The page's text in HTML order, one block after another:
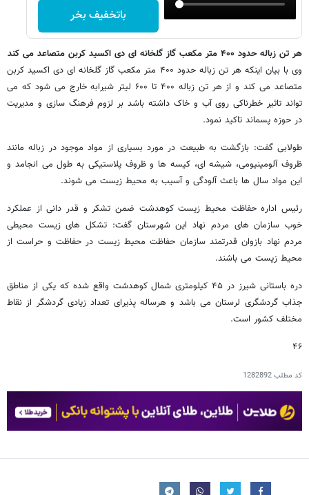
باتخفیف بخر
هر تن زباله حدود ۴۰۰ متر مکعب گاز گلخانه ای دی اکسید کربن متصاعد می کند
وی با بیان اینکه هر تن زباله حدود ۴۰۰ متر مکعب گاز گلخانه ای دی اکسید کربن
متصاعد می کند و از هر تن زباله ۴۰۰ تا ۶۰۰ لیتر شیرابه خارج می شود که می
تواند تاثیر خطرناکی روی آب و خاک داشته باشد بر لزوم فرهنگ سازی و مدیریت
در حوزه پسماند تاکید نمود.
طولابی گفت: بازگشت به طبیعت در مورد بسیاری از مواد موجود در زباله مانند
ظروف آلومینیومی، شیشه ای، کیسه ها و ظروف پلاستیکی به طول می انجامد و
این مواد سال ها باعث آلودگی و آسیب به محیط زیست می شوند.
رئیس اداره حفاظت محیط زیست کوهدشت ضمن تشکر و قدر دانی از عملکرد
خوب سازمان های مردم نهاد این شهرستان گفت: تشکل های زیست محیطی
مردم نهاد بازوان قدرتمند سازمان حفاظت محیط زیست در حفاظت و حراست از
محیط زیست می باشند.
دره باستانی شیرز در ۴۵ کیلومتری شمال کوهدشت واقع شده که یکی از مناطق
جذاب گردشگری لرستان می باشد و هرساله پذیرای تعداد زیادی گردشگر از نقاط
مختلف کشور است.
۴۶
کد مطلب1282892